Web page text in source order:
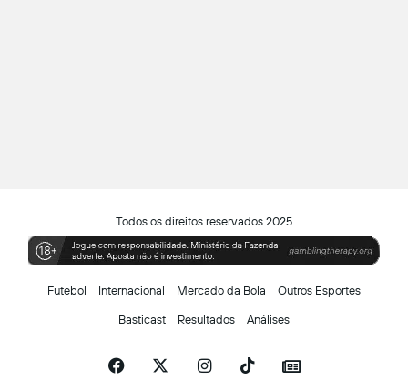
Todos os direitos reservados 2025
Futebol Internacional Mercado da Bola Outros Esportes
Basticast Resultados Análises
Facebook InstagramTikTokSiga-